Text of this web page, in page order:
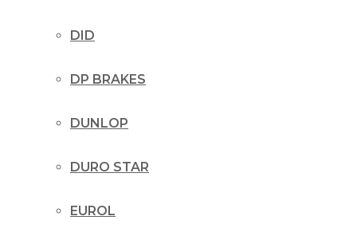
DID
DP BRAKES
DUNLOP
DURO STAR
EUROL